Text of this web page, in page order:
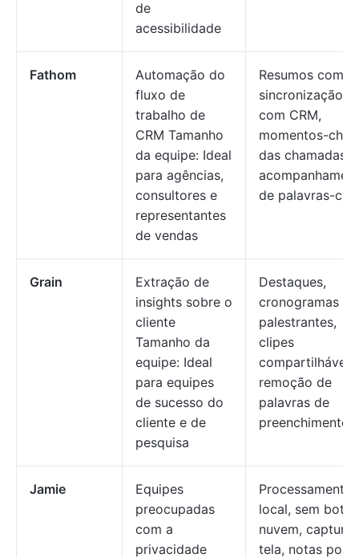
de
acessibilidade
Fathom
Automação do
fluxo de
trabalho de
CRM Tamanho
da equipe: Ideal
para agências,
consultores e
representantes
de vendas
Resumos com
sincronização
com CRM,
momentos-
das chamadas,
de palavras-
Grain
Extração de
insights sobre o
cliente
Tamanho da
equipe: Ideal
para equipes
de sucesso do
cliente e de
pesquisa
Destaques,
cronogramas
palestrantes,
clipes
compartilháveis,
remoção de
palavras de
preenchimento
Jamie
Equipes
preocupadas
com a
privacidade
Processamento
local, sem bots
nuvem, captura
tela, notas por